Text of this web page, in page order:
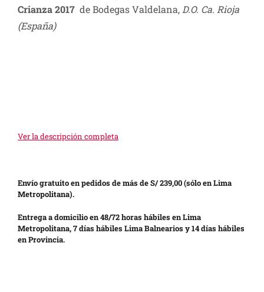
Crianza 2017de Bodegas Valdelana, D.O. Ca. Rioja
(España)
Ver la descripción completa
Envío gratuito en pedidos de más de S/ 239,00 (sólo en Lima
Metropolitana).
Entrega a domicilio en 48/72 horas hábiles en Lima
Metropolitana, 7 días hábiles Lima Balnearios y 14 días hábiles
en Provincia.